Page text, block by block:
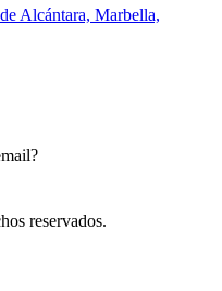
Alcántara, Marbella,
reservados.